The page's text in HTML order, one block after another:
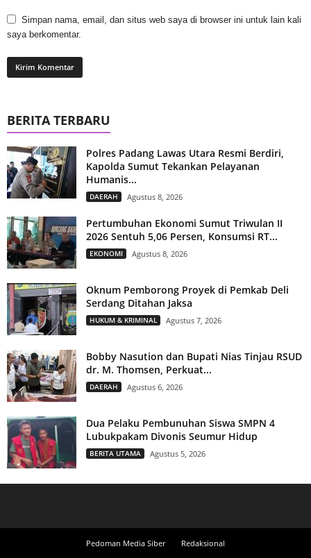
Simpan nama, email, dan situs web saya di browser ini untuk lain kali
saya berkomentar.
BERITA TERBARU
Polres Padang Lawas Utara Resmi Berdiri,
Kapolda Sumut Tekankan Pelayanan
Humanis...
DAERAH Agustus 8, 2026
Pertumbuhan Ekonomi Sumut Triwulan II
2026 Sentuh 5,06 Persen, Konsumsi RT...
EKONOMI Agustus 8, 2026
Oknum Pemborong Proyek di Pemkab Deli
Serdang Ditahan Jaksa
HUKUM & KRIMINAL Agustus 7, 2026
Bobby Nasution dan Bupati Nias Tinjau RSUD
dr. M. Thomsen, Perkuat...
DAERAH Agustus 6, 2026
Dua Pelaku Pembunuhan Siswa SMPN 4
Lubukpakam Divonis Seumur Hidup
BERITA UTAMA Agustus 5, 2026
Pedoman Media Siber Redaksional